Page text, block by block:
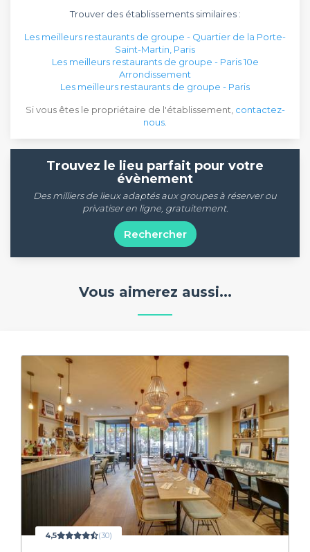
Trouver des établissements similaires :
Les meilleurs restaurants de groupe - Quartier de la Porte-
Saint-Martin, Paris
Les meilleurs restaurants de groupe - Paris 10e
Arrondissement
Les meilleurs restaurants de groupe - Paris
Si vous êtes le propriétaire de l'établissement, contactez-
nous
Trouvez le lieu parfait pour votre
évènement
Des milliers de lieux adaptés aux groupes à réserver ou
privatiser en ligne, gratuitement.
Rechercher
Vous aimerez aussi...
4,5 (30)